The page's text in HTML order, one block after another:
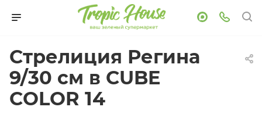
Стрелиция Регина
9/30 см в CUBE
COLOR 14